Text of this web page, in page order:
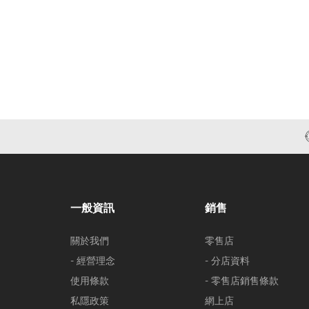
一般資訊
關於我們
- 經營理念
使用條款
私隱政策
銷售
零售店
- 分店資料
- 零售店銷售條款
網上店